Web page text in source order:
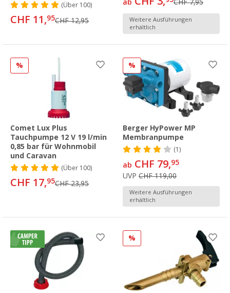
(Über100)
CHF 11,95CHF 12,95
ab CHF 7,95
Weitere Ausführungen
erhältlich
%
Comet Lux Plus
Tauchpumpe 12 V 19 l/min
0,85 bar für Wohnmobil
und Caravan
(Über100)
CHF 17,95CHF 23,95
%
Berger HyPower MP
Membranpumpe
(1)
ab CHF 79,95
UVP CHF 119,00
Weitere Ausführungen
erhältlich
%